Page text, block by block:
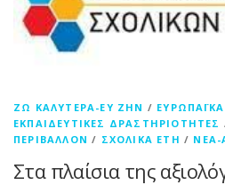
ΖΩ ΚΑΛΎΤΕΡΑ-ΕΥ ΖΗΝ /
ΕΚΠΑΙΔΕΥΤΙΚΈΣ ΔΡΑΣΤΗΡΙΌΤΗΤΕΣ
ΠΕΡΙΒΆΛΛΟΝ / ΣΧΟΛΙΚΆ ΈΤΗ / ΝΈΑ-
Στα πλαίσια της